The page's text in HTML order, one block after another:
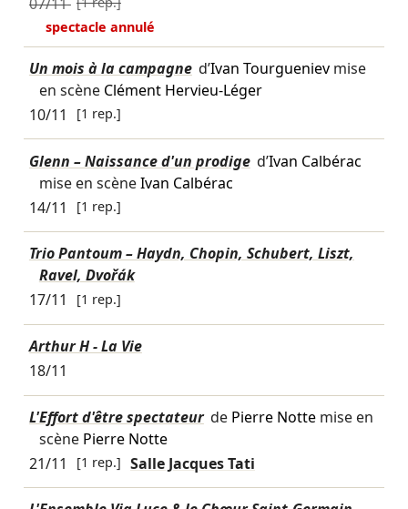
spectacle annulé
Un mois à la campagne d’Ivan Tourguenievmise
en scène Clément Hervieu-Léger
10/11
[1 rep.]
Glenn – Naissance d'un prodige d’Ivan Calbérac
mise en scèneIvan Calbérac
14/11
[1 rep.]
Trio Pantoum – Haydn, Chopin, Schubert, Liszt,
Ravel, Dvořák
17/11
[1 rep.]
Arthur H - La Vie
18/11
L'Effort d'être spectateur de Pierre Nottemise en
scène Pierre Notte
21/11
[1 rep.] Salle Jacques Tati